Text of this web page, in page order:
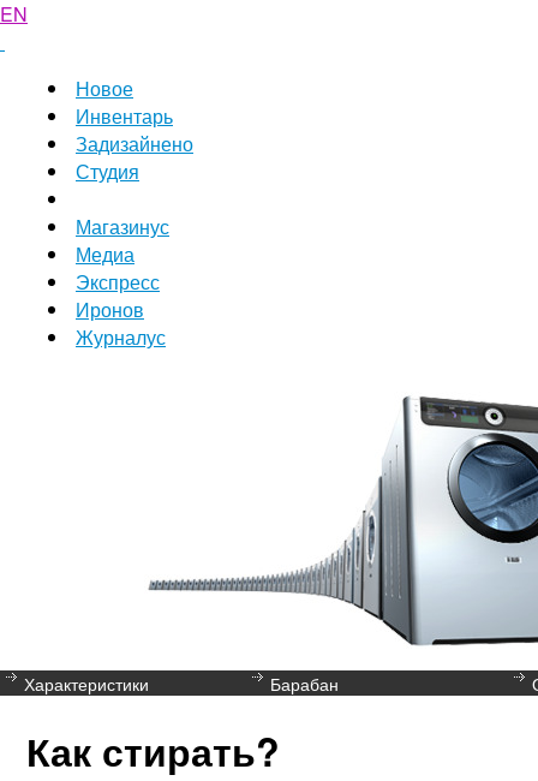
EN
Новое
Инвентарь
Задизайнено
Студия
Магазинус
Медиа
Экспресс
Иронов
Журналус
Характеристики Барабан
Как стирать?